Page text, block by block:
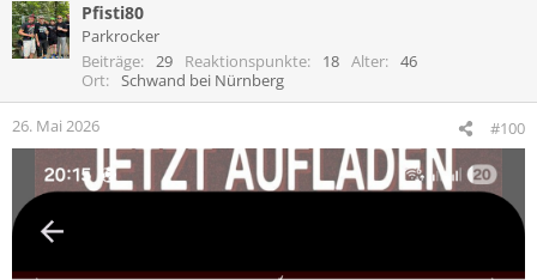
Pfisti80
Parkrocker
Beiträge
29 Reaktionspunkte 18 Alter
46
Ort
Schwand bei Nürnberg
26. Mai 2026 #100